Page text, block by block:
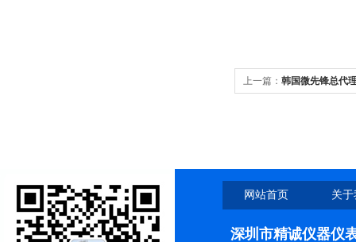
上一篇： 韩国微先锋总代
网站首页 关
深圳市精诚仪器仪